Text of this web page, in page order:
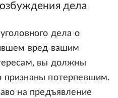
дела
дела о
вред вашим
вы должны
признаны потерпевшим.
на предъявление